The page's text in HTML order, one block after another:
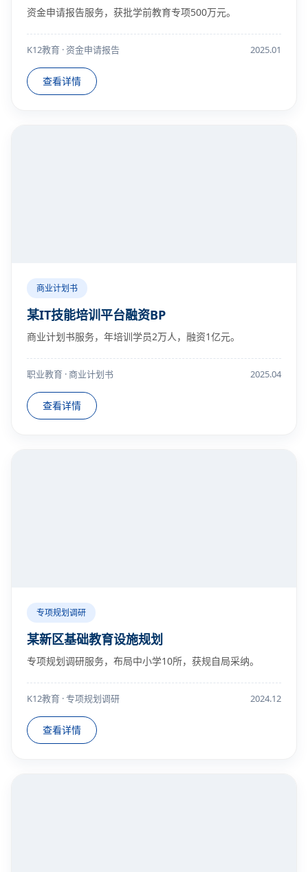
资金申请报告服务，获批学前教育专项500万元。
K12教育 · 资金申请报告 2025.01
查看详情
商业计划书
某IT技能培训平台融资BP
商业计划书服务，年培训学员2万人，融资1亿元。
职业教育 · 商业计划书 2025.04
查看详情
专项规划调研
某新区基础教育设施规划
专项规划调研服务，布局中小学10所，获规自局采纳。
K12教育 · 专项规划调研 2024.12
查看详情